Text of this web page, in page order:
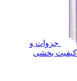
جزوات و
کیفیت بخشی